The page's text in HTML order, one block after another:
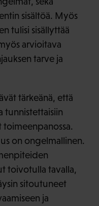
sisältöä. Myös
tulisi sisällyttää
arvioitava
tarve ja
tärkeänä, että
tunnistettaisiin
on ongelmallinen.
toivotulla tavalla,
sitoutuneet
ja